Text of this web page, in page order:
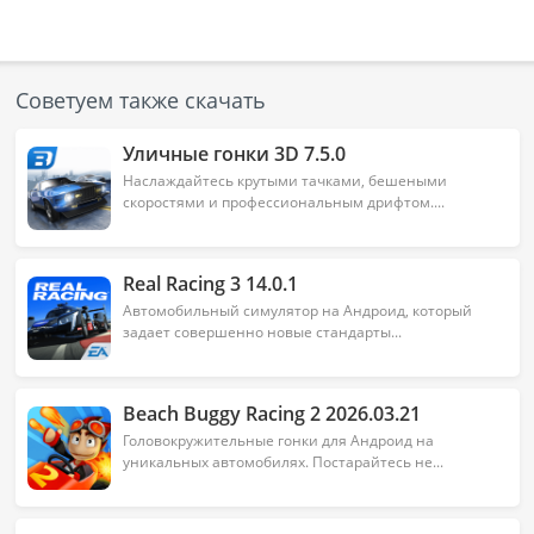
Онлайн-соревнования со случайными
соперниками со всего мира и чат для общения с
Реалистичная графика игры Drag Racing и
возможность лично покопаться в двигателе или
захватывающий мир ревущих моторов, свистящего
ветра и крутых гоночных автомобилей.
Советуем также скачать
Уличные гонки 3D 7.5.0
Наслаждайтесь крутыми тачками, бешеными
скоростями и профессиональным дрифтом....
Real Racing 3 14.0.1
Автомобильный симулятор на Андроид, который
задает совершенно новые стандарты...
Beach Buggy Racing 2 2026.03.21
Головокружительные гонки для Андроид на
уникальных автомобилях. Постарайтесь не...